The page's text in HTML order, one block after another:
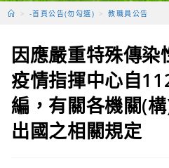
> -首頁公告(勿勾選) > 教職員公告
因應嚴重特殊傳染
疫情指揮中心自
編，有關各機關(
出國之相關規定